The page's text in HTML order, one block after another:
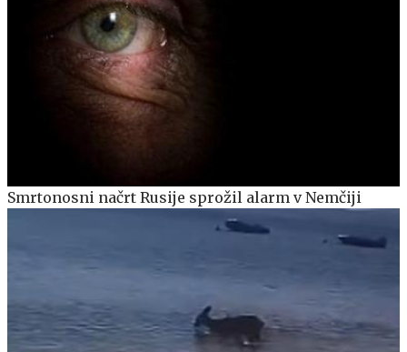
Smrtonosni načrt Rusije sprožil alarm v Nemčiji